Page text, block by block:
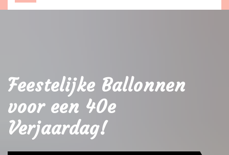
Feestelijke Ballonnen
voor een 40e
Verjaardag!